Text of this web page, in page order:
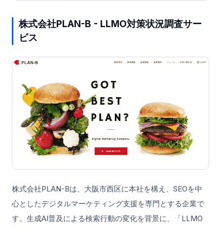
株式会社PLAN-B - LLMO対策状況調査サー
ビス
株式会社PLAN-Bは、大阪市西区に本社を構え、SEOを中
心としたデジタルマーケティング支援を専門とする企業で
す。生成AI普及による検索行動の変化を背景に、「LLMO